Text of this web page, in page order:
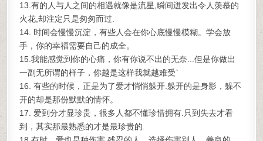
13.有的人与人之间的相遇就像是流星,瞬间迸发出令人羡慕的
火花,却注定只是匆匆而过.
14. 时间会慢慢沉淀，有些人会在你心底慢慢模糊。学会放
手，你的幸福需要自己的成全。
15.我能感觉到你的心痛，你有你说不出的无奈...但是你做出
一副无所谓的样子，你越是这样我就越难受`
16. 有些的时候，正是为了爱才悄悄躲开.躲开的是身影，躲不
开的却是那份默默的情怀。
17. 爱到分才显珍贵，很多人都不懂珍惜拥有.只到失去才看
到，其实那最熟悉的才是最珍贵的.